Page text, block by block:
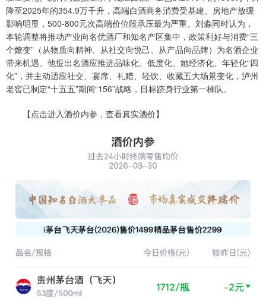
降至2025年的354.9万千升，高端白酒商务消费受基建、房地产放缓
影响明显，500-800元次高端价位段承压最为严重。刘淼同时认为，
本轮调整将推动产业向名优酒厂和知名产区集中，政策利好与消费“三
个嬗变”（从物质向精神、从社交向悦己、从产品向品牌）为名酒企业
带来机遇。他提出名酒应推进品味化、低度化、她经济化、年轻化“四
化”，并主动适应社交、宴席、礼赠、轻饮、收藏五大场景变化，泸州
老窖已制定“十五五”期间“156”战略，目标跻身行业第一梯队。
【点击进入酒价内参，查看真实酒价】